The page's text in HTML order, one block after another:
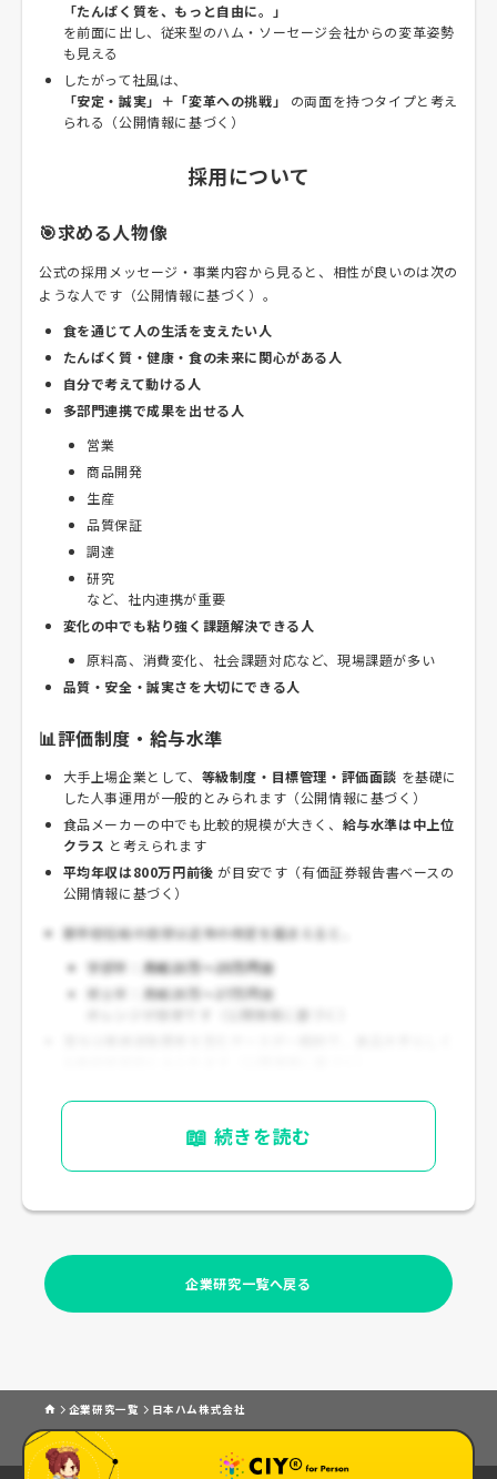
「たんぱく質を、もっと自由に。」
を前面に出し、従来型のハム・ソーセージ会社からの変革姿勢
も見える
したがって社風は、
「安定・誠実」＋「変革への挑戦」
の両面を持つタイプと考え
られる（公開情報に基づく）
採用について
🎯求める人物像
公式の採用メッセージ・事業内容から見ると、相性が良いのは次の
ような人です（公開情報に基づく）。
食を通じて人の生活を支えたい人
たんぱく質・健康・食の未来に関心がある人
自分で考えて動ける人
多部門連携で成果を出せる人
営業
商品開発
生産
品質保証
調達
研究
など、社内連携が重要
変化の中でも粘り強く課題解決できる人
原料高、消費変化、社会課題対応など、現場課題が多い
品質・安全・誠実さを大切にできる人
📊評価制度・給与水準
大手上場企業として、 等級制度・目標管理・評価面談 を基礎に
した人事運用が一般的とみられます（公開情報に基づく）
食品メーカーの中でも比較的規模が大きく、 給与水準は中上位
クラス と考えられます
平均年収は800万円前後 が目安です（有価証券報告書ベースの
公開情報に基づく）
新卒初任給の目安は近年の改定を踏まえると、
学部卒： 月給23万～25万円台
修士卒： 月給25万～27万円台
のレンジが目安です（公開情報に基づく）
📖 続きを読む
企業研究一覧へ戻る
企業研究一覧 日本ハム株式会社